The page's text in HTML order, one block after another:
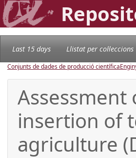
Last 15 days Llistat per col·leccions
Conjunts de dades de producció científica
Assessment
insertion of
agriculture